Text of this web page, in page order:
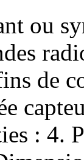
ou
de
: 4.